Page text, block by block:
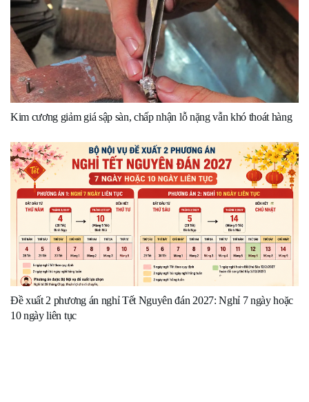
Kim cương giảm giá sập sàn, chấp nhận lỗ nặng vẫn khó thoát hàng
Đề xuất 2 phương án nghỉ Tết Nguyên đán 2027: Nghỉ 7 ngày hoặc
10 ngày liên tục